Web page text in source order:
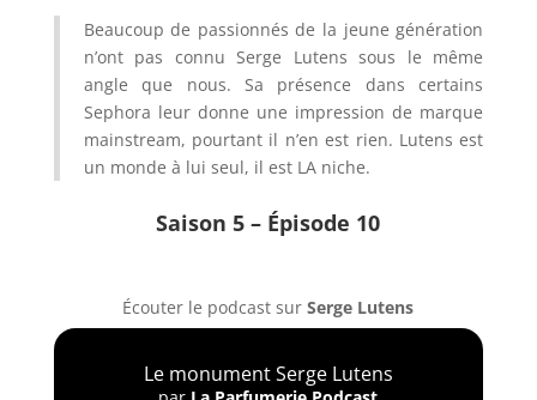
Beaucoup de passionnés de la jeune génération
n’ont pas connu Serge Lutens sous le même
angle que nous. Sa présence dans certains
Sephora leur donne une impression de marque
mainstream, pourtant il n’en est rien. Lutens est
un monde à lui seul, il est LA niche.
Saison 5 – Épisode 10
Écouter le podcast surSerge Lutens
Le monument Serge Lutens